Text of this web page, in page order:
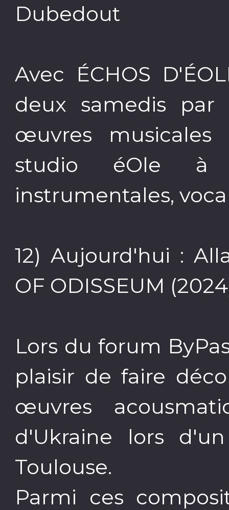
Dubedout
Avec ÉCHOS
deux samedis par
œuvres musicales
studio éOle à
instrumentales,
12) Aujourd'hui :
OF ODISSEUM
Lors du forum
plaisir de faire
œuvres
d'Ukraine lors
Toulouse.
Parmi ces